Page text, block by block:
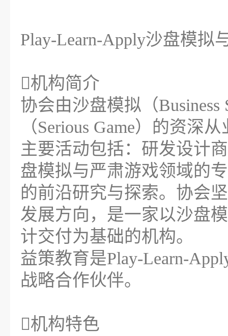
Play-Learn-Apply沙盘模拟
机构简介
协会由沙盘模拟（
（Serious Game）的资深
主要活动包括：研发设计
盘模拟与严肃游戏领域的
的前沿研究与探索。协会
发展方向，是一家以沙盘
计交付为基础的机构。
益策教育是Play-Learn-
战略合作伙伴。
机构特色